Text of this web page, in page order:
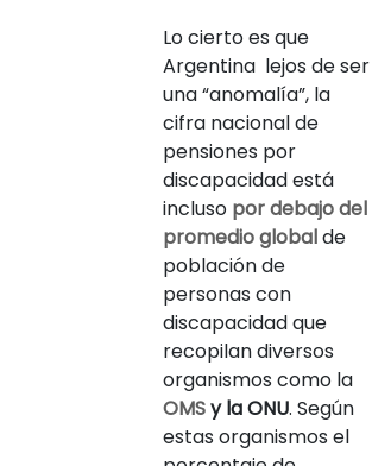
Lo cierto es que
Argentina lejos de ser
una “anomalía”, la
cifra nacional de
pensiones por
discapacidad está
incluso por debajo del
promedio globalde
población de
personas con
discapacidad que
recopilan diversos
organismos como la
OMSy la ONU. Según
estas organismos el